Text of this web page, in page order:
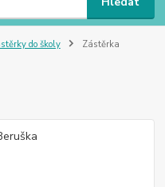
do školy
Zástěrka